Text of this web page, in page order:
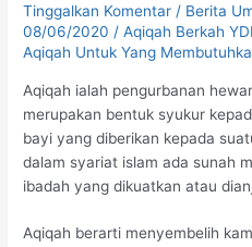
Tinggalkan Komentar / Berita
08/06/2020 /Aqiqah Berkah
Aqiqah Untuk Yang
Aqiqah ialah pengurbanan
merupakan bentuk syukur
bayi yang diberikan kepada
dalam syariat islam ada sunah
ibadah yang dikuatkan atau
Aqiqah berarti menyembelih